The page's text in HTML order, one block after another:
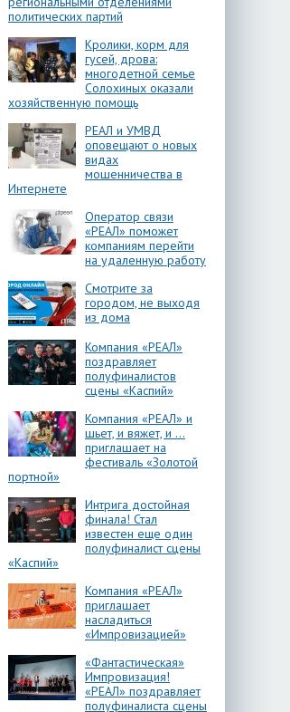
политических партий
Кролики, корм для
гусей, дрова:
многодетной семье
Солохиных оказали
хозяйственную помощь
РЕАЛ и УМВД
оповещают о новых
видах
мошенничества в
Интернете
Оператор связи
«РЕАЛ» поможет
компаниям перейти
на удаленную работу
Смотрите за
городом, не выходя
из дома
Компания «РЕАЛ»
поздравляет
полуфиналистов
сцены «Каспий»
Компания «РЕАЛ» и
шьет, и вяжет, и …
приглашает на
фестиваль «Золотой
портной»
Интрига достойная
финала! Стал
известен еще один
полуфиналист сцены
«Каспий»
Компания «РЕАЛ»
приглашает
насладиться
«Импровизацией»
«Фантастическая»
Импровизация!
«РЕАЛ» поздравляет
полуфиналиста сцены